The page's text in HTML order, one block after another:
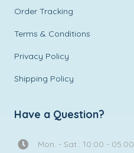
Order Tracking
Terms & Conditions
Privacy Policy
Shipping Policy
Have a Question?
Mon. - Sat.: 10:00 - 05:00